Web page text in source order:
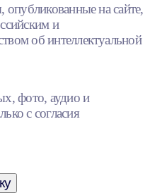
на сайте,
и
об интеллектуальной
фото, аудио и
с согласия